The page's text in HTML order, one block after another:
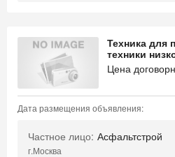
Техника для
техники
Цена
Дата размещения объявления:
Частное лицо: Асфальтстрой
г.Москва